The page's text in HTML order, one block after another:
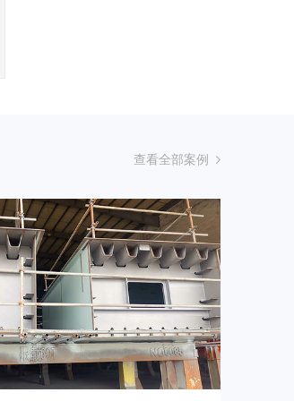
查看全部案例